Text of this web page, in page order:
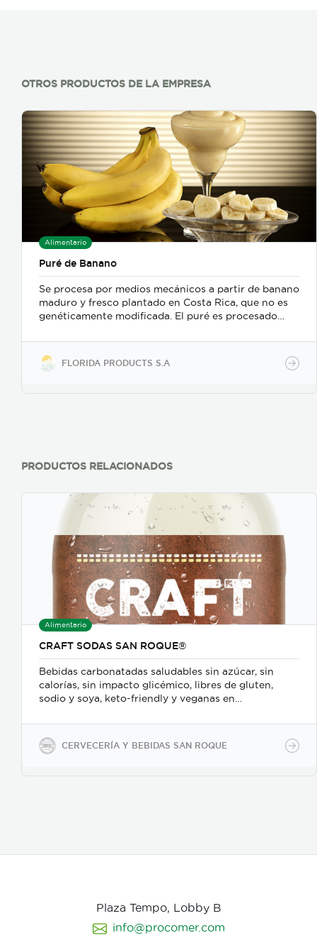
OTROS PRODUCTOS DE LA EMPRESA
Alimentario
Puré de Banano
Se procesa por medios mecánicos a partir de banano
maduro y fresco plantado en Costa Rica, que no es
genéticamente modificada. El puré es procesado
alta calidad para mantener, en su totalidad, el aroma
y sabor, su producción se realiza siguiendo el 21CFR
114. El producto es apto para consumo humano y se
FLORIDA PRODUCTS S.A
PRODUCTOS RELACIONADOS
Alimentario
CRAFT SODAS SAN ROQUE®
Bebidas carbonatadas saludables sin azúcar, sin
calorías, sin impacto glicémico, libres de gluten,
sodio y soya, keto-friendly y veganas en
en PET.
CERVECERÍA Y BEBIDAS SAN ROQUE
Plaza Tempo, Lobby B
info@procomer.com